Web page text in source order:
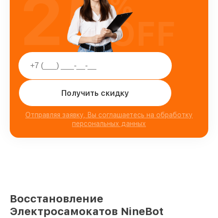
Получить скидку
Отправляя заявку, Вы соглашаетесь на обработку
персональных данных
25OFF
Восстановление
Электросамокатов NineBot